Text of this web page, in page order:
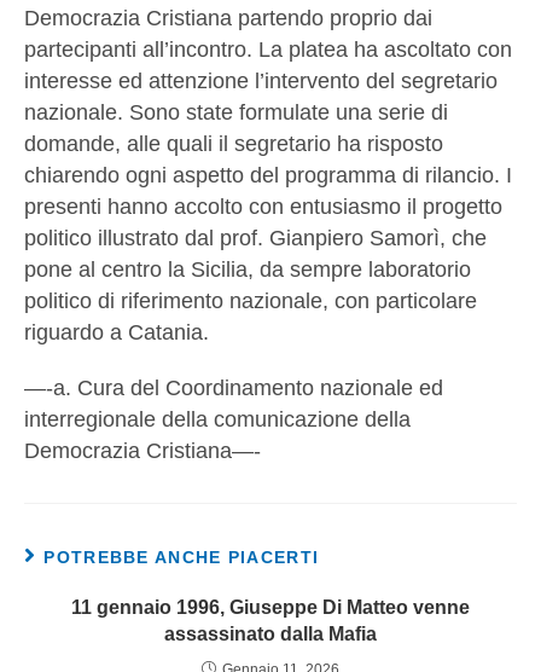
Democrazia Cristiana partendo proprio dai
partecipanti all’incontro. La platea ha ascoltato con
interesse ed attenzione l’intervento del segretario
nazionale. Sono state formulate una serie di
domande, alle quali il segretario ha risposto
chiarendo ogni aspetto del programma di rilancio. I
presenti hanno accolto con entusiasmo il progetto
politico illustrato dal prof. Gianpiero Samorì, che
pone al centro la Sicilia, da sempre laboratorio
politico di riferimento nazionale, con particolare
riguardo a Catania.
—-a. Cura del Coordinamento nazionale ed
interregionale della comunicazione della
Democrazia Cristiana—-
POTREBBE ANCHE PIACERTI
11 gennaio 1996, Giuseppe Di Matteo venne
assassinato dalla Mafia